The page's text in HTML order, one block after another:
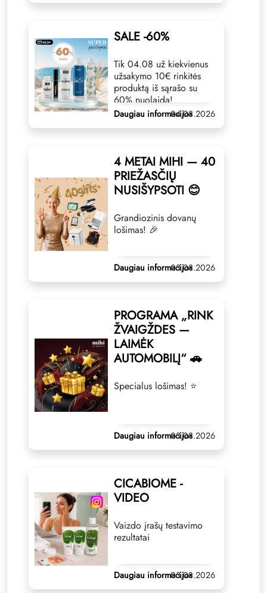
SALE -60%
Tik 04.08 už kiekvienus
užsakymo 10€ rinkitės
produktą iš sąrašo su
60% nuolaida!
Daugiau informacijos04.08.2026
4 METAI MIHI — 40
PRIEŽASČIŲ
NUSIŠYPSOTI 😊
Grandiozinis dovanų
lošimas! 🎉
Daugiau informacijos03.08.2026
PROGRAMA „RINK
ŽVAIGŽDES —
LAIMĖK
AUTOMOBILĮ“ 🚗
Specialus lošimas! ⭐
Daugiau informacijos03.08.2026
CICABIOME -
VIDEO
Vaizdo įrašų testavimo
rezultatai
Daugiau informacijos03.08.2026